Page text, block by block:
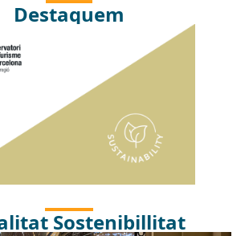
Destaquem
Sostenibillitat